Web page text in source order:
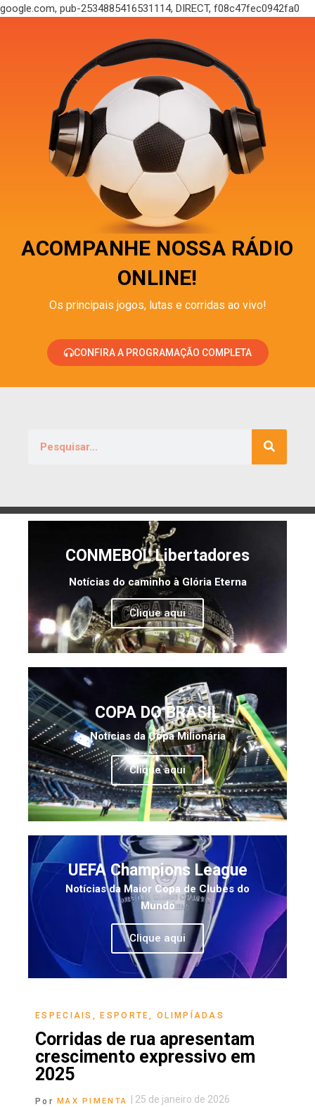
google.com, pub-2534885416531114, DIRECT, f08c47fec0942fa0
ACOMPANHE NOSSA RÁDIO
ONLINE!
Os principais jogos, lutas e corridas ao vivo!
CONFIRA A PROGRAMAÇÃO COMPLETA
CONMEBOL Libertadores
Notícias do caminho à Glória Eterna
Clique aqui
COPA DO BRASIL
Notícias da Copa Milionária
Clique aqui
UEFA Champions League
Notícias da Maior Copa de Clubes do
Mundo
Clique aqui
ESPECIAIS ,ESPORTE ,OLIMPÍADAS
Corridas de rua apresentam
crescimento expressivo em
2025
Por MAX PIMENTA 25 de janeiro de 2026